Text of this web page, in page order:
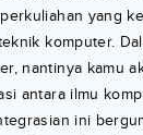
yang
komputer.
nantinya kamu
antara ilmu
ini